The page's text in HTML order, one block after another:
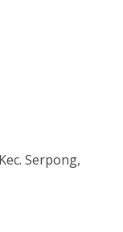
Serpong,